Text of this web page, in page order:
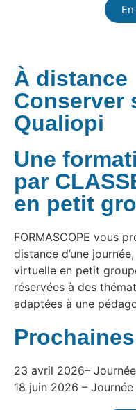
À distance
Conserver
Qualiopi
Une
par
en petit
FORMASCOPE vous
distance d’une
virtuelle en petit
réservées à des
adaptées à une
23 avril 2026–
18 juin 2026 –